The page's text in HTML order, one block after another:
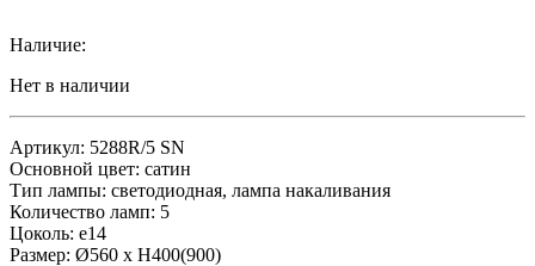
Наличие:
Нет в наличии
Артикул: 5288R/5 SN
Основной цвет: сатин
Тип лампы: светодиодная, лампа накаливания
Количество ламп: 5
Цоколь: e14
Размер: Ø560 x H400(900)